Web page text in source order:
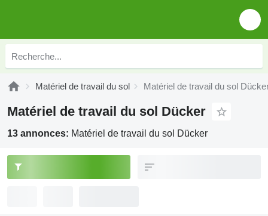
Matériel de travail du sol Matériel de travail du sol
Matériel de travail du sol Dücker
13 annonces: Matériel de travail du sol Dücker